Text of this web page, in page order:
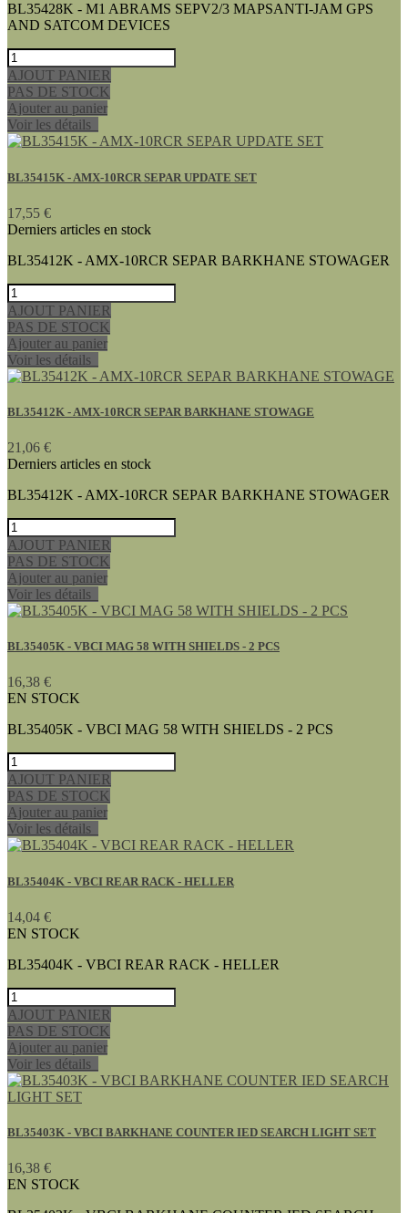
BL35428K - M1 ABRAMS SEPV2/3 MAPSANTI-JAM GPS
AND SATCOM DEVICES
AJOUT PANIER
PAS DE STOCK
Ajouter au panier
Voir les détails
BL35415K - AMX-10RCR SEPAR UPDATE SET
17,55 €
Derniers articles en stock
BL35412K - AMX-10RCR SEPAR BARKHANE STOWAGER
AJOUT PANIER
PAS DE STOCK
Ajouter au panier
Voir les détails
BL35412K - AMX-10RCR SEPAR BARKHANE STOWAGE
21,06 €
Derniers articles en stock
BL35412K - AMX-10RCR SEPAR BARKHANE STOWAGER
AJOUT PANIER
PAS DE STOCK
Ajouter au panier
Voir les détails
BL35405K - VBCI MAG 58 WITH SHIELDS - 2 PCS
16,38 €
EN STOCK
BL35405K - VBCI MAG 58 WITH SHIELDS - 2 PCS
AJOUT PANIER
PAS DE STOCK
Ajouter au panier
Voir les détails
BL35404K - VBCI REAR RACK - HELLER
14,04 €
EN STOCK
BL35404K - VBCI REAR RACK - HELLER
AJOUT PANIER
PAS DE STOCK
Ajouter au panier
Voir les détails
BL35403K - VBCI BARKHANE COUNTER IED SEARCH LIGHT SET
16,38 €
EN STOCK